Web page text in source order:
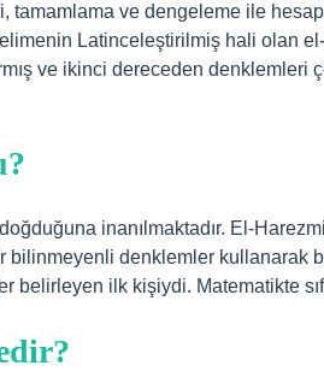
tamamlama ve dengeleme ile
Latinceleştirilmiş hali olan
ve ikinci dereceden denklemleri
doğduğuna inanılmaktadır. El-
bilinmeyenli denklemler kullanarak
belirleyen ilk kişiydi. Matematikte